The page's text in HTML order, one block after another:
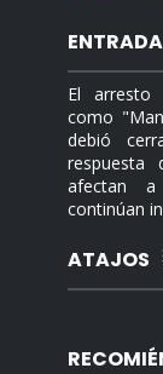
El arresto
como
debió
respuesta
afectan
continúan
ATAJOS